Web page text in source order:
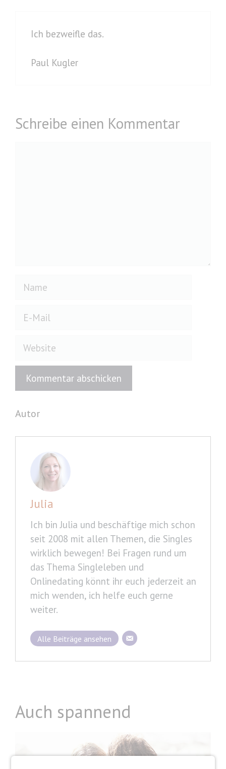
Ich bezweifle das.
Paul Kugler
Schreibe einen Kommentar
Name
Website
Autor
Julia
Ich bin Julia und beschäftige mich schon
seit 2008 mit allen Themen, die Singles
wirklich bewegen! Bei Fragen rund um
das Thema Singleleben und
Onlinedating könnt ihr euch jederzeit an
mich wenden, ich helfe euch gerne
weiter.
Alle Beiträge ansehen
Auch spannend